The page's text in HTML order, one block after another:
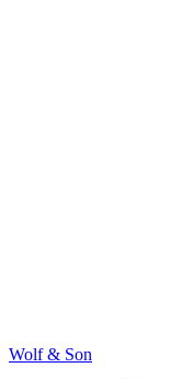
Wolf & Son